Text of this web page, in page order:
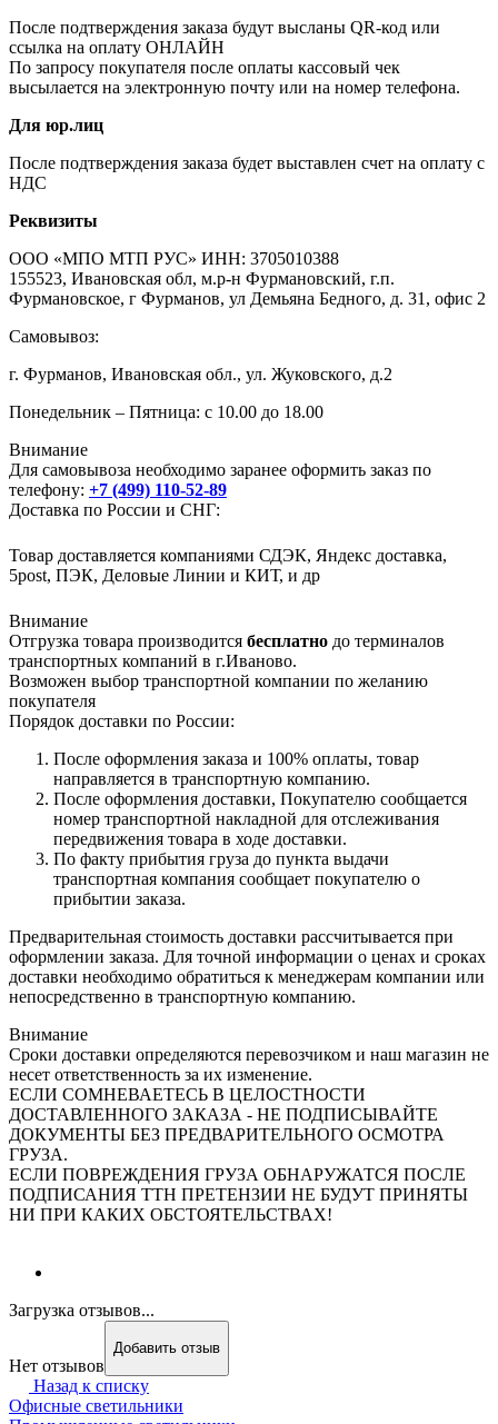
После подтверждения заказа будут высланы QR-код или
ссылка на оплату ОНЛАЙН
По запросу покупателя после оплаты кассовый чек
высылается на электронную почту или на номер телефона.
Для юр.лиц
После подтверждения заказа будет выставлен счет на оплату с
НДС
Реквизиты
ООО «МПО МТП РУС» ИНН: 3705010388
155523, Ивановская обл, м.р-н Фурмановский, г.п.
Фурмановское, г Фурманов, ул Демьяна Бедного, д. 31, офис 2
Самовывоз:
г. Фурманов, Ивановская обл., ул. Жуковского, д.2
Понедельник – Пятница: с 10.00 до 18.00
Внимание
Для самовывоза необходимо заранее оформить заказ по
телефону: +7 (499) 110-52-89
Доставка по России и СНГ:
Товар доставляется компаниями СДЭК, Яндекс доставка,
5post, ПЭК, Деловые Линии и КИТ, и др
Внимание
Отгрузка товара производится бесплатно до терминалов
транспортных компаний в г.Иваново.
Возможен выбор транспортной компании по желанию
покупателя
Порядок доставки по России:
После оформления заказа и 100% оплаты, товар
направляется в транспортную компанию.
После оформления доставки, Покупателю сообщается
номер транспортной накладной для отслеживания
передвижения товара в ходе доставки.
По факту прибытия груза до пункта выдачи
транспортная компания сообщает покупателю о
прибытии заказа.
Предварительная стоимость доставки рассчитывается при
оформлении заказа. Для точной информации о ценах и сроках
доставки необходимо обратиться к менеджерам компании или
непосредственно в транспортную компанию.
Внимание
Сроки доставки определяются перевозчиком и наш магазин не
несет ответственность за их изменение.
ЕСЛИ СОМНЕВАЕТЕСЬ В ЦЕЛОСТНОСТИ
ДОСТАВЛЕННОГО ЗАКАЗА - НЕ ПОДПИСЫВАЙТЕ
ДОКУМЕНТЫ БЕЗ ПРЕДВАРИТЕЛЬНОГО ОСМОТРА
ГРУЗА.
ЕСЛИ ПОВРЕЖДЕНИЯ ГРУЗА ОБНАРУЖАТСЯ ПОСЛЕ
ПОДПИСАНИЯ ТТН ПРЕТЕНЗИИ НЕ БУДУТ ПРИНЯТЫ
НИ ПРИ КАКИХ ОБСТОЯТЕЛЬСТВАХ!
Загрузка отзывов...
Нет отзывов
Добавить отзыв
Назад к списку
Офисные светильники